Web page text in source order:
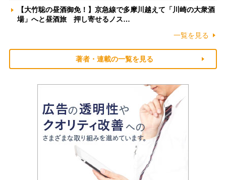
【大竹聡の昼酒御免！】京急線で多摩川越えて「川崎の大衆酒
場」へと昼酒旅 押し寄せるノス…
一覧を見る
著者・連載の一覧を見る